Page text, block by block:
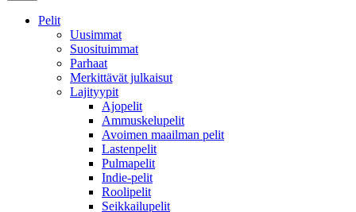
Pelit
Uusimmat
Suosituimmat
Parhaat
Merkittävät julkaisut
Lajityypit
Ajopelit
Ammuskelupelit
Avoimen maailman pelit
Lastenpelit
Pulmapelit
Indie-pelit
Roolipelit
Seikkailupelit